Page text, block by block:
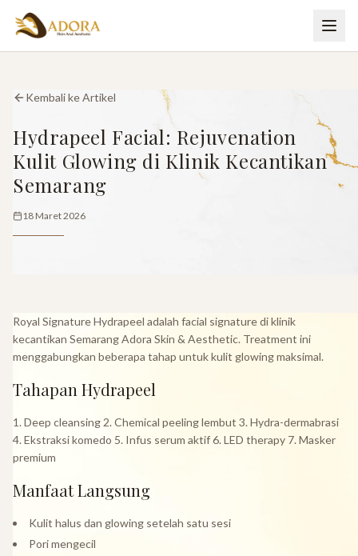
Kembali ke Artikel
Hydrapeel Facial: Rejuvenation
Kulit Glowing di Klinik Kecantikan
Semarang
18 Maret 2026
Royal Signature Hydrapeel adalah facial signature di klinik
kecantikan Semarang Adora Skin & Aesthetic. Treatment ini
menggabungkan beberapa tahap untuk kulit glowing maksimal.
Tahapan Hydrapeel
1. Deep cleansing 2. Chemical peeling lembut 3. Hydra-dermabrasi
4. Ekstraksi komedo 5. Infus serum aktif 6. LED therapy 7. Masker
premium
Manfaat Langsung
Kulit halus dan glowing setelah satu sesi
Pori mengecil